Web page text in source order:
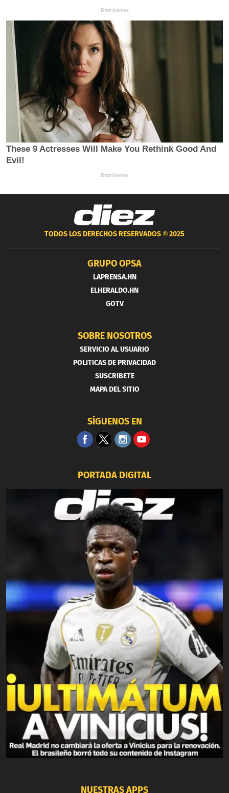
TODOS LOS DERECHOS RESERVADOS ®2025
GRUPO OPSA
LAPRENSA.HN
ELHERALDO.HN
GOTV
SOBRE NOSOTROS
SERVICIO AL USUARIO
POLITICAS DE PRIVACIDAD
SUSCRIBETE
MAPA DEL SITIO
SÍGUENOS EN
PORTADA DIGITAL
NUESTRAS APPS